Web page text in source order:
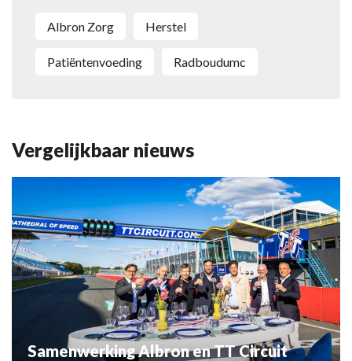
Albron Zorg herstel
patiëntenvoeding Radboudumc
Vergelijkbaar nieuws
Samenwerking Albron en TT Circuit